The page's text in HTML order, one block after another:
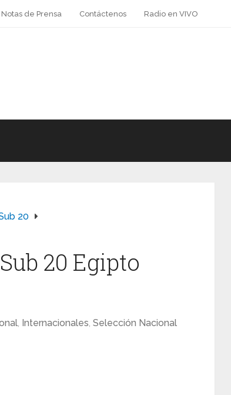
Notas de Prensa Contáctenos Radio en VIVO
20
20 Egipto
, Internacionales, Selección Nacional